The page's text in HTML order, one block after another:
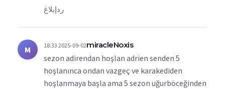
ردإبلاغ
M miracleNoxis
2025-09-02 18:33
5 sezon adirendan hoşlan adrien senden
hoşlanınca ondan vazgeç ve karakediden
hoşlanmaya başla ama 5 sezon uğurböceğinden